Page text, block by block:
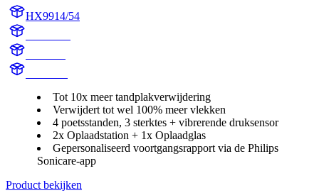
HX9914/54
Tot 10x meer tandplakverwijdering
Verwijdert tot wel 100% meer vlekken
4 poetsstanden, 3 sterktes + vibrerende druksensor
2x Oplaadstation + 1x Oplaadglas
Gepersonaliseerd voortgangsrapport via de Philips
Sonicare-app
Product bekijken